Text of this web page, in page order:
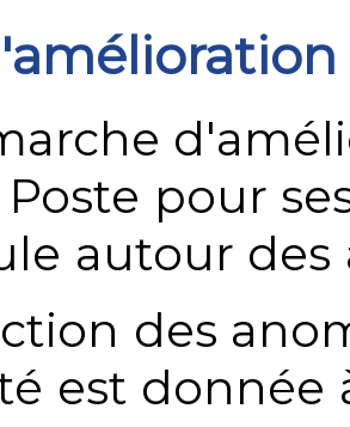
Poste pour
autour des
des
est donnée